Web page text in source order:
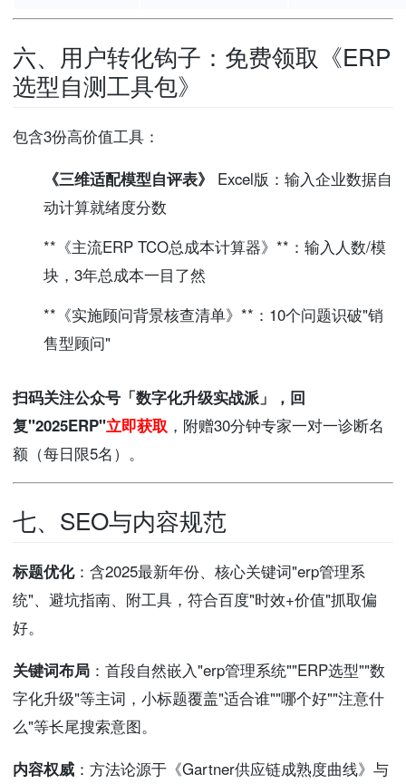
六、用户转化钩子：免费领取《ERP
选型自测工具包》
包含3份高价值工具：
《三维适配模型自评表》
Excel版：输入企业数据自
动计算就绪度分数
**《主流ERP TCO总成本计算器》**：输入人数/模
块，3年总成本一目了然
**《实施顾问背景核查清单》**：10个问题识破"销
售型顾问"
扫码关注公众号「数字化升级实战派」，回
复"2025ERP"立即获取 ，附赠30分钟专家一对一诊断名
额（每日限5名）。
七、SEO与内容规范
标题优化：含2025最新年份、核心关键词"erp管理系
统"、避坑指南、附工具，符合百度"时效+价值"抓取偏
好。
关键词布局 ：首段自然嵌入"erp管理系统""ERP选型""数
字化升级"等主词，小标题覆盖"适合谁""哪个好""注意什
么"等长尾搜索意图。
内容权威 ：方法论源于《Gartner供应链成熟度曲线》与